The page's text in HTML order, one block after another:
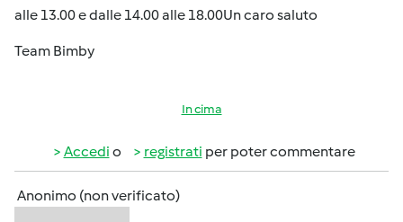
alle 13.00 e dalle 14.00 alle 18.00Un caro saluto
Team Bimby
In cima
Accedi o registrati per poter commentare
Anonimo (non verificato)